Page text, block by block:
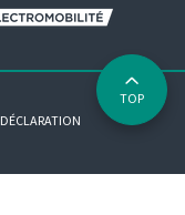
DÉCLARATION
TOP